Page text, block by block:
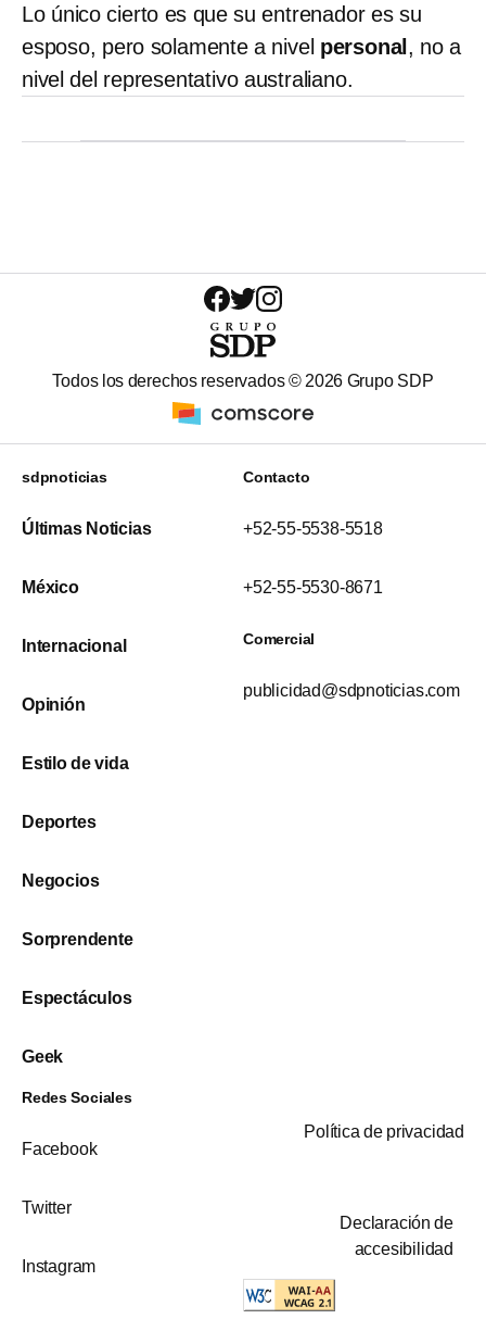
Lo único cierto es que su entrenador es su
esposo, pero solamente a nivel personal , no a
nivel del representativo australiano.
Todos los derechos reservados © 2026 Grupo SDP
sdpnoticias
Últimas Noticias
México
Internacional
Opinión
Estilo de vida
Deportes
Negocios
Sorprendente
Espectáculos
Geek
Contacto
+52-55-5538-5518
+52-55-5530-8671
Comercial
publicidad@sdpnoticias.com
Redes Sociales
Facebook
Twitter
Instagram
Política de privacidad
Declaración de
accesibilidad